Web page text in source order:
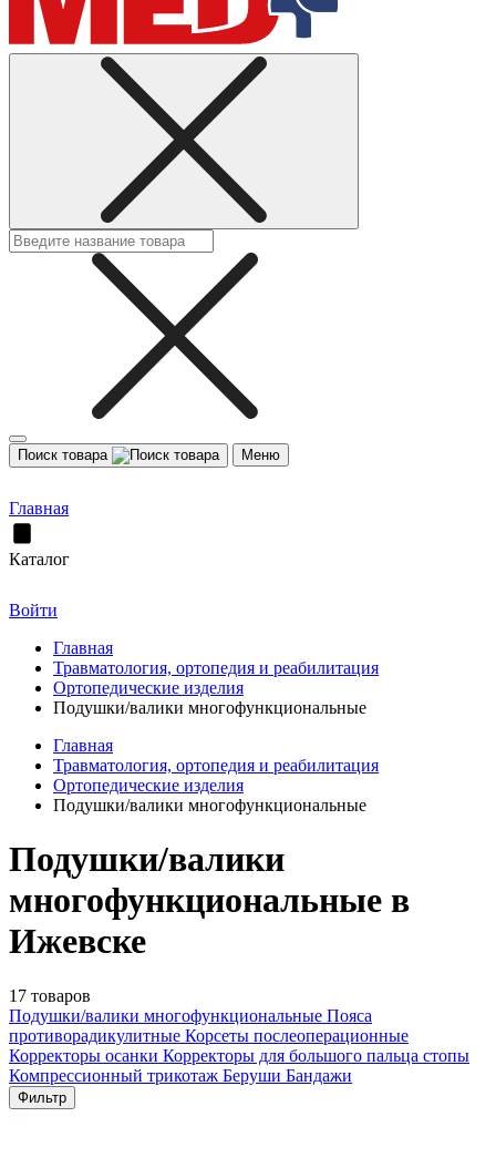
Поиск товара Меню
Главная
Каталог
Войти
Главная
Травматология, ортопедия и реабилитация
Ортопедические изделия
Подушки/валики многофункциональные
Главная
Травматология, ортопедия и реабилитация
Ортопедические изделия
Подушки/валики многофункциональные
Подушки/валики
многофункциональные в
Ижевске
17 товаров
Подушки/валики многофункциональные Пояса
противорадикулитные Корсеты послеоперационные
Корректоры осанки Корректоры для большого пальца стопы
Компрессионный трикотаж Беруши Бандажи
Фильтр